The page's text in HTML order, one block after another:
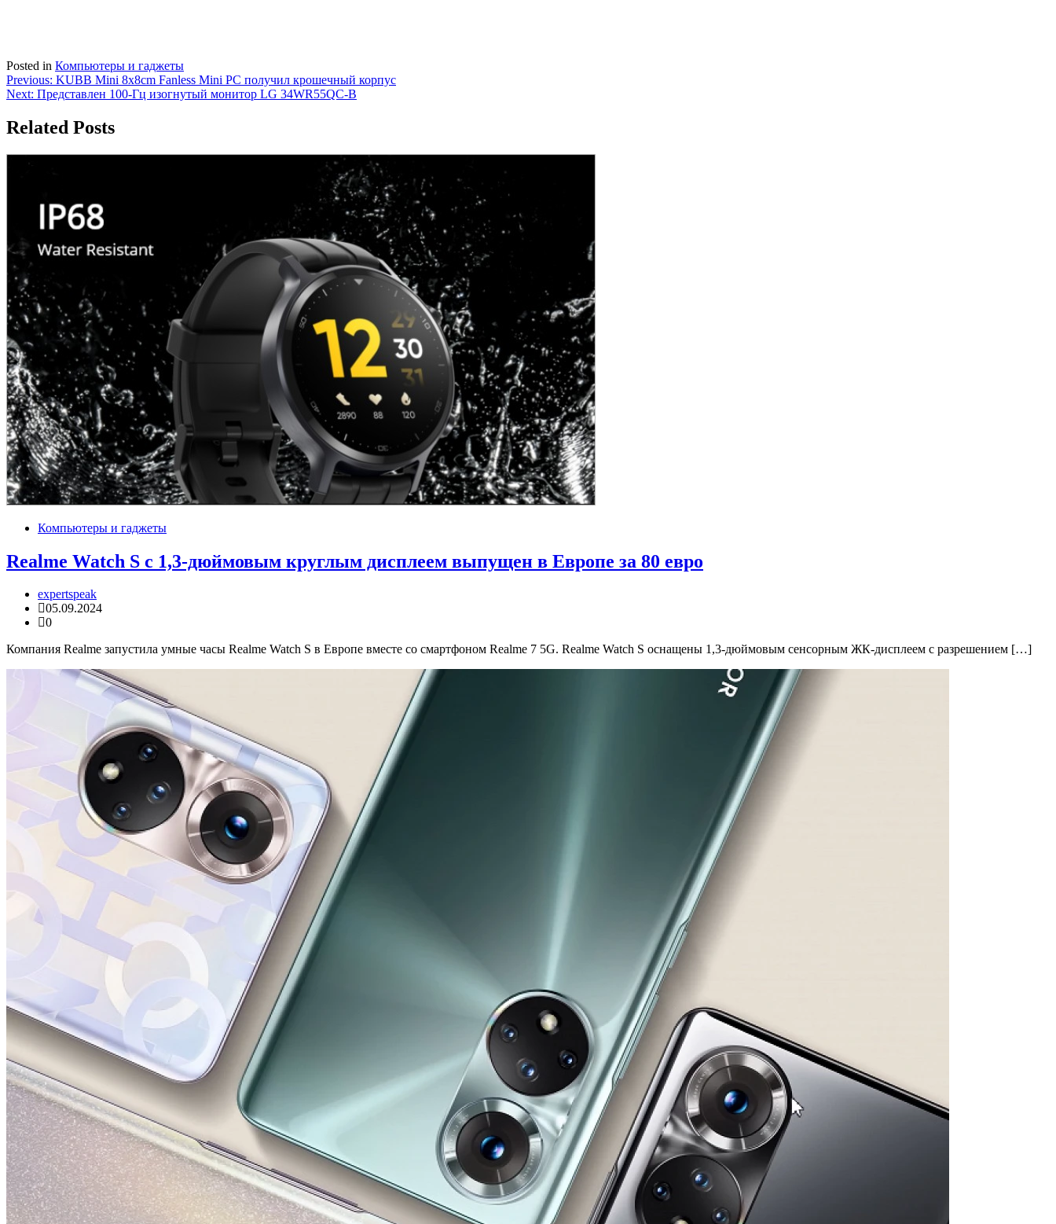
Posted in Компьютеры и гаджеты
Навигация
по
записям
Previous: KUBB Mini 8x8cm Fanless Mini PC получил крошечный корпус
Next: Представлен 100-Гц изогнутый монитор LG 34WR55QC-B
Related Posts
Компьютеры и гаджеты
Realme Watch S с 1,3-дюймовым круглым дисплеем выпущен в Европе за 80 евро
expertspeak
05.09.2024
0
Компания Realme запустила умные часы Realme Watch S в Европе вместе со смартфоном Realme 7 5G. Realme Watch S оснащены 1,3-дюймовым сенсорным ЖК-дисплеем с разрешением […]